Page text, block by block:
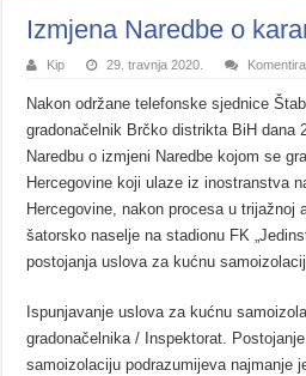
Izmjena Naredbe o
Kip 29. travnja 2020.
Nakon održane telefonske sjednice
gradonačelnik Brčko distrikta BiH dana
Naredbu o izmjeni Naredbe kojom se
Hercegovine koji ulaze iz inostranstva
Hercegovine, nakon procesa u trijažnoj
šatorsko naselje na stadionu FK
postojanja uslova za kućnu
Ispunjavanje uslova za kućnu
gradonačelnika / Inspektorat.
samoizolaciju podrazumijeva najmanje